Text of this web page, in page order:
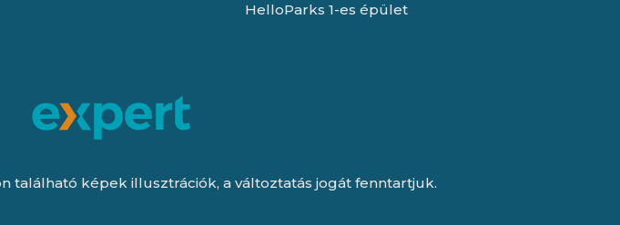
HelloParks 1-es épület
képek illusztrációk, a változtatás jogát fenntartjuk.